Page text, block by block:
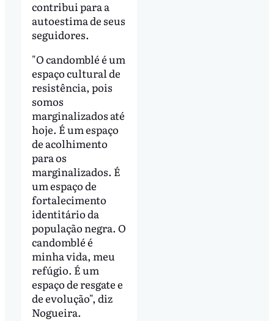
contribui para a
autoestima de seus
seguidores.
"O candomblé é um
espaço cultural de
resistência, pois
somos
marginalizados até
hoje. É um espaço
de acolhimento
para os
marginalizados. É
um espaço de
fortalecimento
identitário da
população negra. O
candomblé é
minha vida, meu
refúgio. É um
espaço de resgate e
de evolução", diz
Nogueira.